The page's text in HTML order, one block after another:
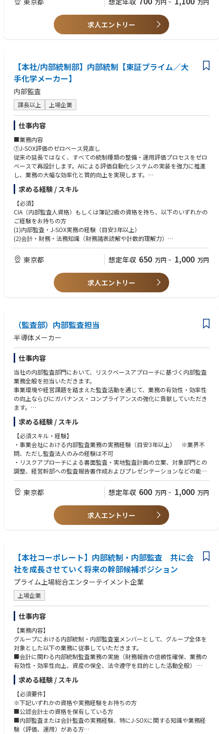
万円 ~ 万円
求人エントリー
【本社/内部統制部】内部統制【東証プライム／大
手化学メーカー】
内部監査
課長以上 上場企業
仕事内容
■業務内容
①J-SOX評価のゼロベース見直し
従来の延長ではなく、すべての統制種類の整備・運用評価プロセスをゼロ
ベースで再設計します。AIによる評価自動化システムの実装を強力に推進
し、業務の大幅な効率化と質的向上を実現します。
②グループ自律型リスク管理の推進
グループ内の標準部統制に基づく自律的評価（CSA）の対象範囲を拡大し
ます。各拠点が自律的にリスクを特定・改善できる仕組みを定着させ、グ
ループ全域のガバナンス底上げとリスク低減を図ります。
③新領域監査のグランドデザイン策定と実装情報
セキュリティ、サステナビリティ、非財務情報開示など、将来の監査実施
を見据えた「監査アウトライン」を可能な限り早いタイミングで策定しま
す。
④AI活用による次世代の監査体制構築推進
「AIによる自動監査」「AIデータ分析・不正検知」などAIによる監査高度
化を進めており、実務での本格運用、それに伴うフォローアップ監査の推
進を担当していただきます。
リア入社者が多数活躍しています。
■期待する役割
・AIやデータ分析による監査高度化・自動化を進めるうえで、プロジェク
トの中心として牽引していただくことを期待します。
・テクノロジーを使いこなすだけでなく、現場との対話を通じて事実を正
確に捉え、真因を特定し、組織文化レベルの改善へと導く「アドバイザ
ー」としての役割を担っていただきます。
■キャリアパス
【入社から5年程度】
いくつかの監査領域を担当し、内部監査を実施しながら実務を覚えます。
並行して、新しい監査の仕組み作りにも関わります。
【入社後5～10年程度】
ています。ご希望と実力に応じ、管理職として挑戦いただく機会も提供可
能な環境です。
求める経験 / スキル
【必須】
CIA（内部監査人資格）もしくは簿記2級の資格を持ち、以下のいずれかの
ご経験をお持ちの方
(1)内部監査・J-SOX実務の経験（目安3年以上）
(2)会計・財務・法務知識（財務諸表読解や計数的理解力）
(3)監査領域における生成AI・最先端Tech活用のご経験
(4)大量データからの異常値検知をはじめとする、データアナリティクスの
ご経験
(5)不正調査・フォレンジック の業務・分野での経験と専門性
(1)リスク管理・ERM構築のご経験
不正検査士（CFE）等の資格、またはデータアナリシス・サイエンス関連
の資格保有者
東京都 想定年収 650 万円 ~ 1,000 万円
求人エントリー
（監査部）内部監査担当
半導体メーカー
仕事内容
当社の内部監査部門において、リスクベースアプローチに基づく内部監査
業務全般を担当いただきます。
事業環境や経営課題を踏まえた監査活動を通じて、業務の有効性・効率性
の向上ならびにガバナンス・コンプライアンスの強化に貢献していただき
ます。
【主な業務内容】
・業務監査、テーマ監査、コンプライアンス監査、フォローアップ監査等
の実施
・全社的なリスク評価に基づくリスクベース監査の企画・実施
・監査対象部門に対する改善支援の実施
・海外拠点を含む監査業務への対応(主務は国内拠点) 海外拠点・グルー
※本ポジションは主としてリスクベース内部監査を担当するものであり、
J-SOXにおける経営者評価業務を主な職務とするものではありません。
求める経験 / スキル
【必須スキル・経験】
・事業会社における内部監査業務の実務経験（目安3年以上） ※業界不
問、ただし監査法人のみの経験は不可
・リスクアプローチによる書面監査・実地監査計画の立案、対象部門との
調整、経営幹部への監査報告書作成およびプレゼンテーションなどの能力
・関係部門との円滑なコミュニケーション能力
【歓迎スキル・経験】
・CIA（Certified Internal Auditor）資格
・CISA、CFE等の関連資格
・英語による内部監査業務経験
・製造業・工場における内部監査経験
・データ分析を活用した内部監査経験
東京都 想定年収 600 万円 ~ 1,000 万円
求人エントリー
【本社コーポレート】内部統制・内部監査 共に会
社を成長させていく将来の幹部候補ポジション
プライム上場総合エンターテイメント企業
上場企業
仕事内容
【業務内容】
グループにおける内部統制・内部監査室メンバーとして、グループ全体を
対象とした以下の業務に従事していただきます。
■会計に関わる内部統制監査業務の実施（財務報告の信頼性確保、業務の
有効性・効率性向上、資産の保全、法令遵守を目的とした活動全般）
■上場企業に求められる内部統制（J-SOX）の有効性についての評価
■グループにおけるリスク評価および内部統制の強化
■時流に沿ったリスクベースでのテーマ監査の実施
【ポジションの魅力】
■全事業領域を網羅する圧倒的なビジネススケール
インターネット広告事業をはじめ、メディア事業、ゲーム、アニメ、スポ
求める経験 / スキル
【必須要件】
※下記いずれかの資格や実務経験をお持ちの方
■公認会計士の資格を保有している方
■内部監査または会計監査の実務経験、特にJ-SOXに関する知識や業務経
験（評価、運用）がある方